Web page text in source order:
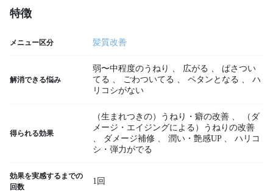
特徴
メニュー区分 髪質改善
解消できる悩み
弱〜中程度のうねり 、 広がる 、
ぱさつい
てる 、 ごわついてる 、 ペタンとなる 、
ハ
リコシがない
得られる効果
（生まれつきの）うねり・癖の改善 、
（ダ
メージ・エイジングによる）うねりの改善
、
ダメージ補修 、 潤い・艶感UP 、
ハリコ
シ・弾力がでる
効果を実感するまでの
回数
1回